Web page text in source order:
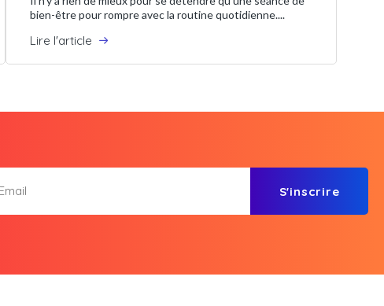
bien-être pour rompre avec la routine quotidienne....
Lire l'article
S'inscrire